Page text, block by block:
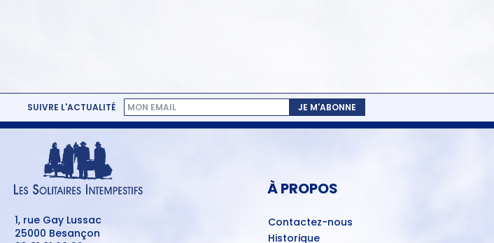
SUIVRE L'ACTUALITÉ JE M'ABONNE
1, rue Gay Lussac
25000 Besançon
À PROPOS
Contactez-nous
Historique